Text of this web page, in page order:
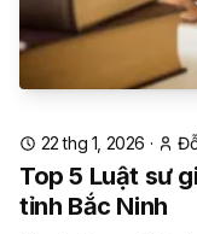
22 thg 1, 2026 ·
Top 5 Luật sư
tỉnh Bắc Ninh